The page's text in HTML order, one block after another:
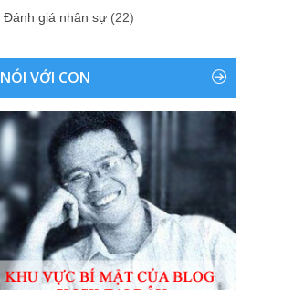
Đánh giá nhân sự (22)
NÓI VỚI CON